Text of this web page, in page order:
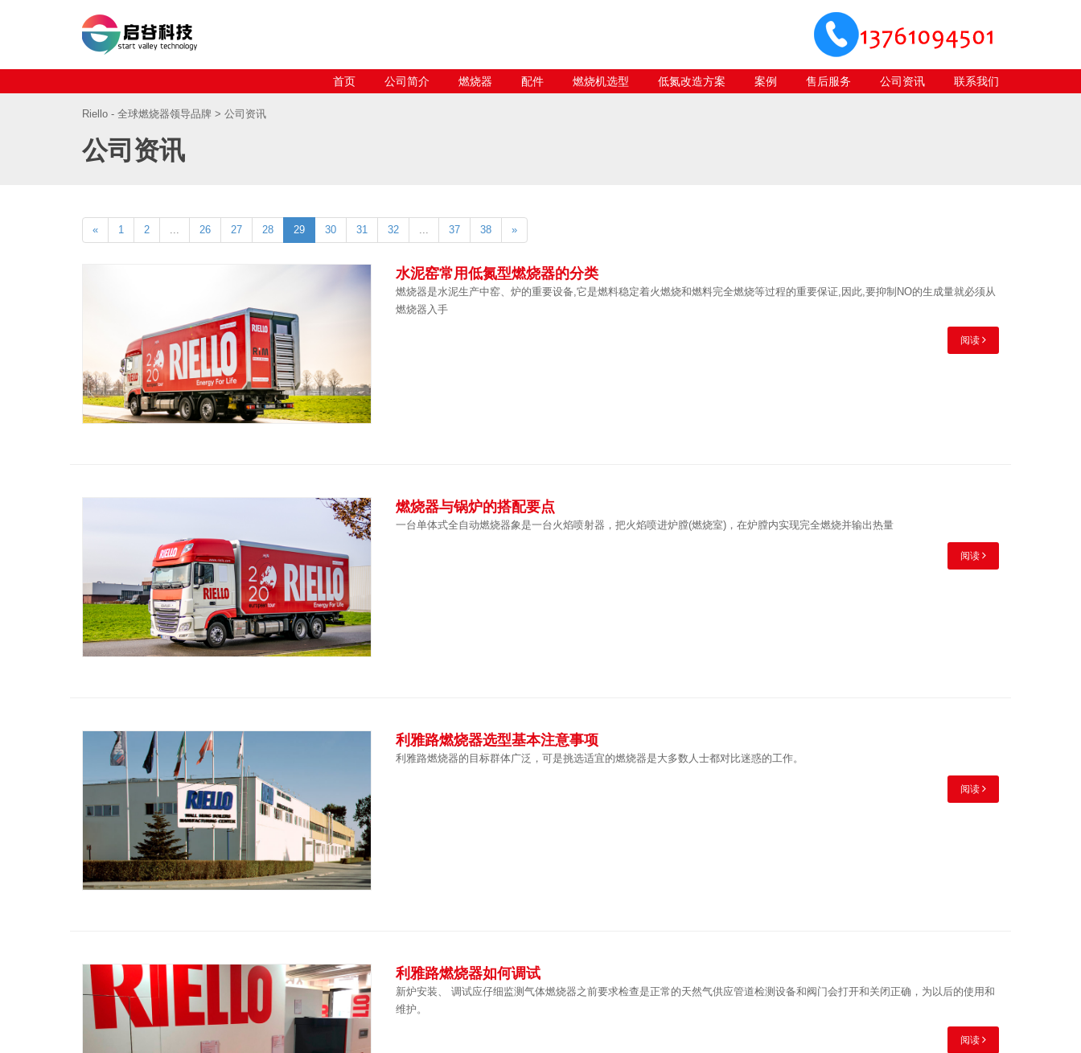
首页 公司简介 燃烧器 配件 燃烧机选型 低氮改造方案 案例 售后服务 公司资讯 联系我们
Riello - 全球燃烧器领导品牌 > 公司资讯
公司资讯
« 1 2 ... 26 27 28 29 30 31 32 ... 37 38 »
水泥窑常用低氮型燃烧器的分类
燃烧器是水泥生产中窑、炉的重要设备,它是燃料稳定着火燃烧和燃料完全燃烧等过程的重要保证,因此,要抑制NO的生成量就必须从
燃烧器入手
阅读
燃烧器与锅炉的搭配要点
一台单体式全自动燃烧器象是一台火焰喷射器，把火焰喷进炉膛(燃烧室)，在炉膛内实现完全燃烧并输出热量
阅读
利雅路燃烧器选型基本注意事项
利雅路燃烧器的目标群体广泛，可是挑选适宜的燃烧器是大多数人士都对比迷惑的工作。
阅读
利雅路燃烧器如何调试
新炉安装、 调试应仔细监测气体燃烧器之前要求检查是正常的天然气供应管道检测设备和阀门会打开和关闭正确，为以后的使用和
维护。
阅读